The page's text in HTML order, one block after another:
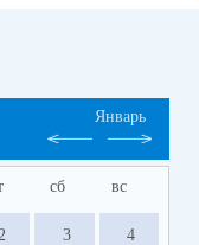
Январь
сб вс
3 4